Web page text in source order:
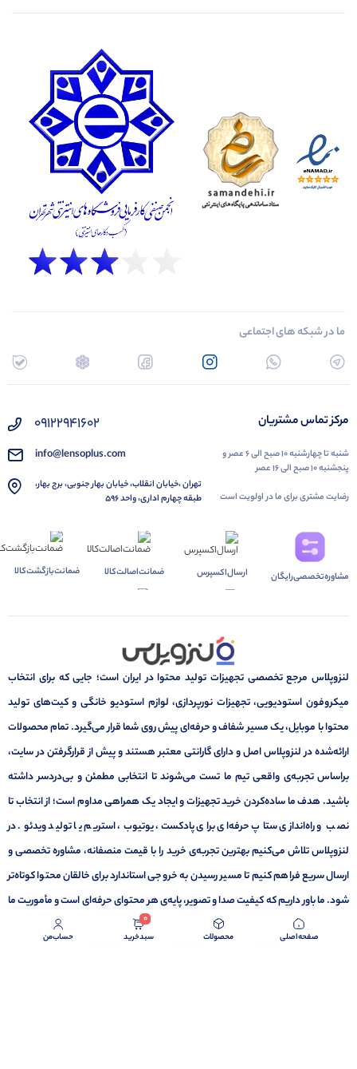
ما در شبکه های اجتماعی
مرکز تماس مشتریان
شنبه تا چهارشنبه ۱۰ صبح الی ۶ عصر و
پنجشنبه ۱۰ صبح الی ۱۶ عصر
رضایت مشتری برای ما در اولویت است
۰۹۱۲۲۹۴۱۶۰۲
info@lensoplus.com
تهران ،خیابان انقلاب، خیابان بهار جنوبی، برج بهار،
طبقه چهارم اداری، واحد ۵۹۶
مشاوره‌تخصصی‌رایگان ارسال‌اکسپرس ضمانت‌اصالت‌کالا ضمانت‌بازگشت‌کالا
لنزوپلاس مرجع تخصصی تجهیزات تولید محتوا در ایران است؛ جایی که برای انتخاب
میکروفون استودیویی، تجهیزات نورپردازی، لوازم استودیو خانگی و کیت‌های تولید
محتوا با موبایل، یک مسیر شفاف و حرفه‌ای پیش روی شما قرار می‌گیرد. تمام محصولات
ارائه‌شده در لنزوپلاس اصل و دارای گارانتی معتبر هستند و پیش از قرارگرفتن در سایت،
براساس تجربه‌ی واقعی تیم ما تست می‌شوند تا انتخابی مطمئن و بی‌دردسر داشته
باشید. هدف ما ساده‌کردن خرید تجهیزات و ایجاد یک همراهی مداوم است؛ از انتخاب تا
نصب و راه‌اندازی ستاپ حرفه‌ای برای پادکست، یوتیوب، استریم یا تولید ویدئو. در
لنزوپلاس تلاش می‌کنیم بهترین تجربه‌ی خرید را با قیمت منصفانه، مشاوره تخصصی و
ارسال سریع فراهم کنیم تا مسیر رسیدن به خروجی استاندارد برای خالقان محتوا کوتاه‌تر
شود. ما باور داریم که کیفیت صدا و تصویر، پایه‌ی هر محتوای حرفه‌ای است و مأموریت ما
کمک به ساخت همین کیفیت است.
صفحه‌اصلی محصولات
0
سبد‌خرید حساب‌من